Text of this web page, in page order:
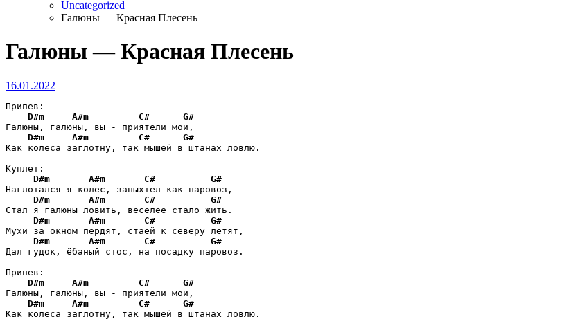
Uncategorized
Галюны — Красная Плесень
Галюны — Красная Плесень
16.01.2022
Припев:
D#m
A#m C#
G#
Галюны, галюны, вы - приятели мои,
D#m
A#m C#
G#
Как колеса заглотну, так мышей в штанах ловлю.
Куплет:
D#m
A#m C#
G#
Наглотался я колес, запыхтел как паровоз,
D#m
A#m C#
G#
Стал я галюны ловить, веселее стало жить.
D#m
A#m C#
G#
Мухи за окном пердят, стаей к северу летят,
D#m
A#m C#
G#
Дал гудок, ёбаный стос, на посадку паровоз.
Припев:
D#m
A#m C#
G#
Галюны, галюны, вы - приятели мои,
D#m
A#m C#
G#
Как колеса заглотну, так мышей в штанах ловлю.